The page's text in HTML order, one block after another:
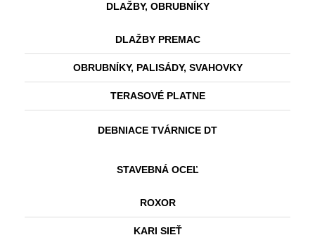
DLAŽBY, OBRUBNÍKY
DLAŽBY PREMAC
OBRUBNÍKY, PALISÁDY, SVAHOVKY
TERASOVÉ PLATNE
DEBNIACE TVÁRNICE DT
STAVEBNÁ OCEĽ
ROXOR
KARI SIEŤ